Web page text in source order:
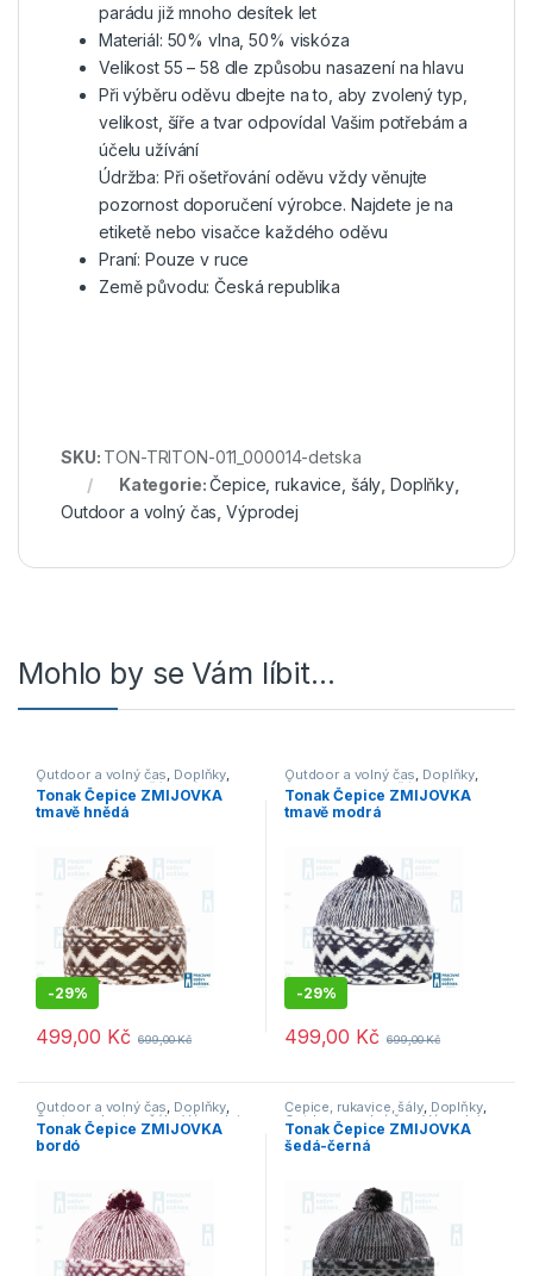
parádu již mnoho desítek let
Materiál: 50% vlna, 50% viskóza
Velikost 55 – 58 dle způsobu nasazení na hlavu
Při výběru oděvu dbejte na to, aby zvolený typ,
velikost, šíře a tvar odpovídal Vašim potřebám a
účelu užívání
Údržba: Při ošetřování oděvu vždy věnujte
pozornost doporučení výrobce. Najdete je na
etiketě nebo visačce každého oděvu
Praní: Pouze v ruce
Země původu: Česká republika
SKU: TON-TRITON-011_000014-detska
Kategorie:Čepice, rukavice, šály Doplňky
Outdoor a volný čas ,Výprodej
Mohlo by se Vám líbit…
Outdoor a volný čas Doplňky
Čepice, rukavice, šály , Výprodej
Tonak Čepice ZMIJOVKA
tmavě hnědá
-29%
499,00 Kč 699,00Kč
Outdoor a volný čas Doplňky
Čepice, rukavice, šály , Výprodej
Tonak Čepice ZMIJOVKA
tmavě modrá
-29%
499,00 Kč 699,00Kč
Outdoor a volný čas, Doplňky,
Čepice, rukavice, šály , Výprodej
Tonak Čepice ZMIJOVKA
bordó
Čepice, rukavice, šály, Doplňky,
Outdoor a volný čas,Výprodej
Tonak Čepice ZMIJOVKA
šedá-černá